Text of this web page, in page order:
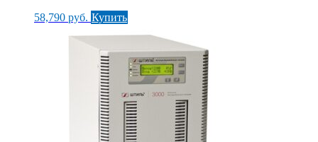
58,790 руб. Купить